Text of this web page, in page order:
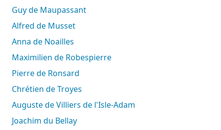
Guy de Maupassant
Alfred de Musset
Anna de Noailles
Maximilien de Robespierre
Pierre de Ronsard
Chrétien de Troyes
Auguste de Villiers de l'Isle-Adam
Joachim du Bellay